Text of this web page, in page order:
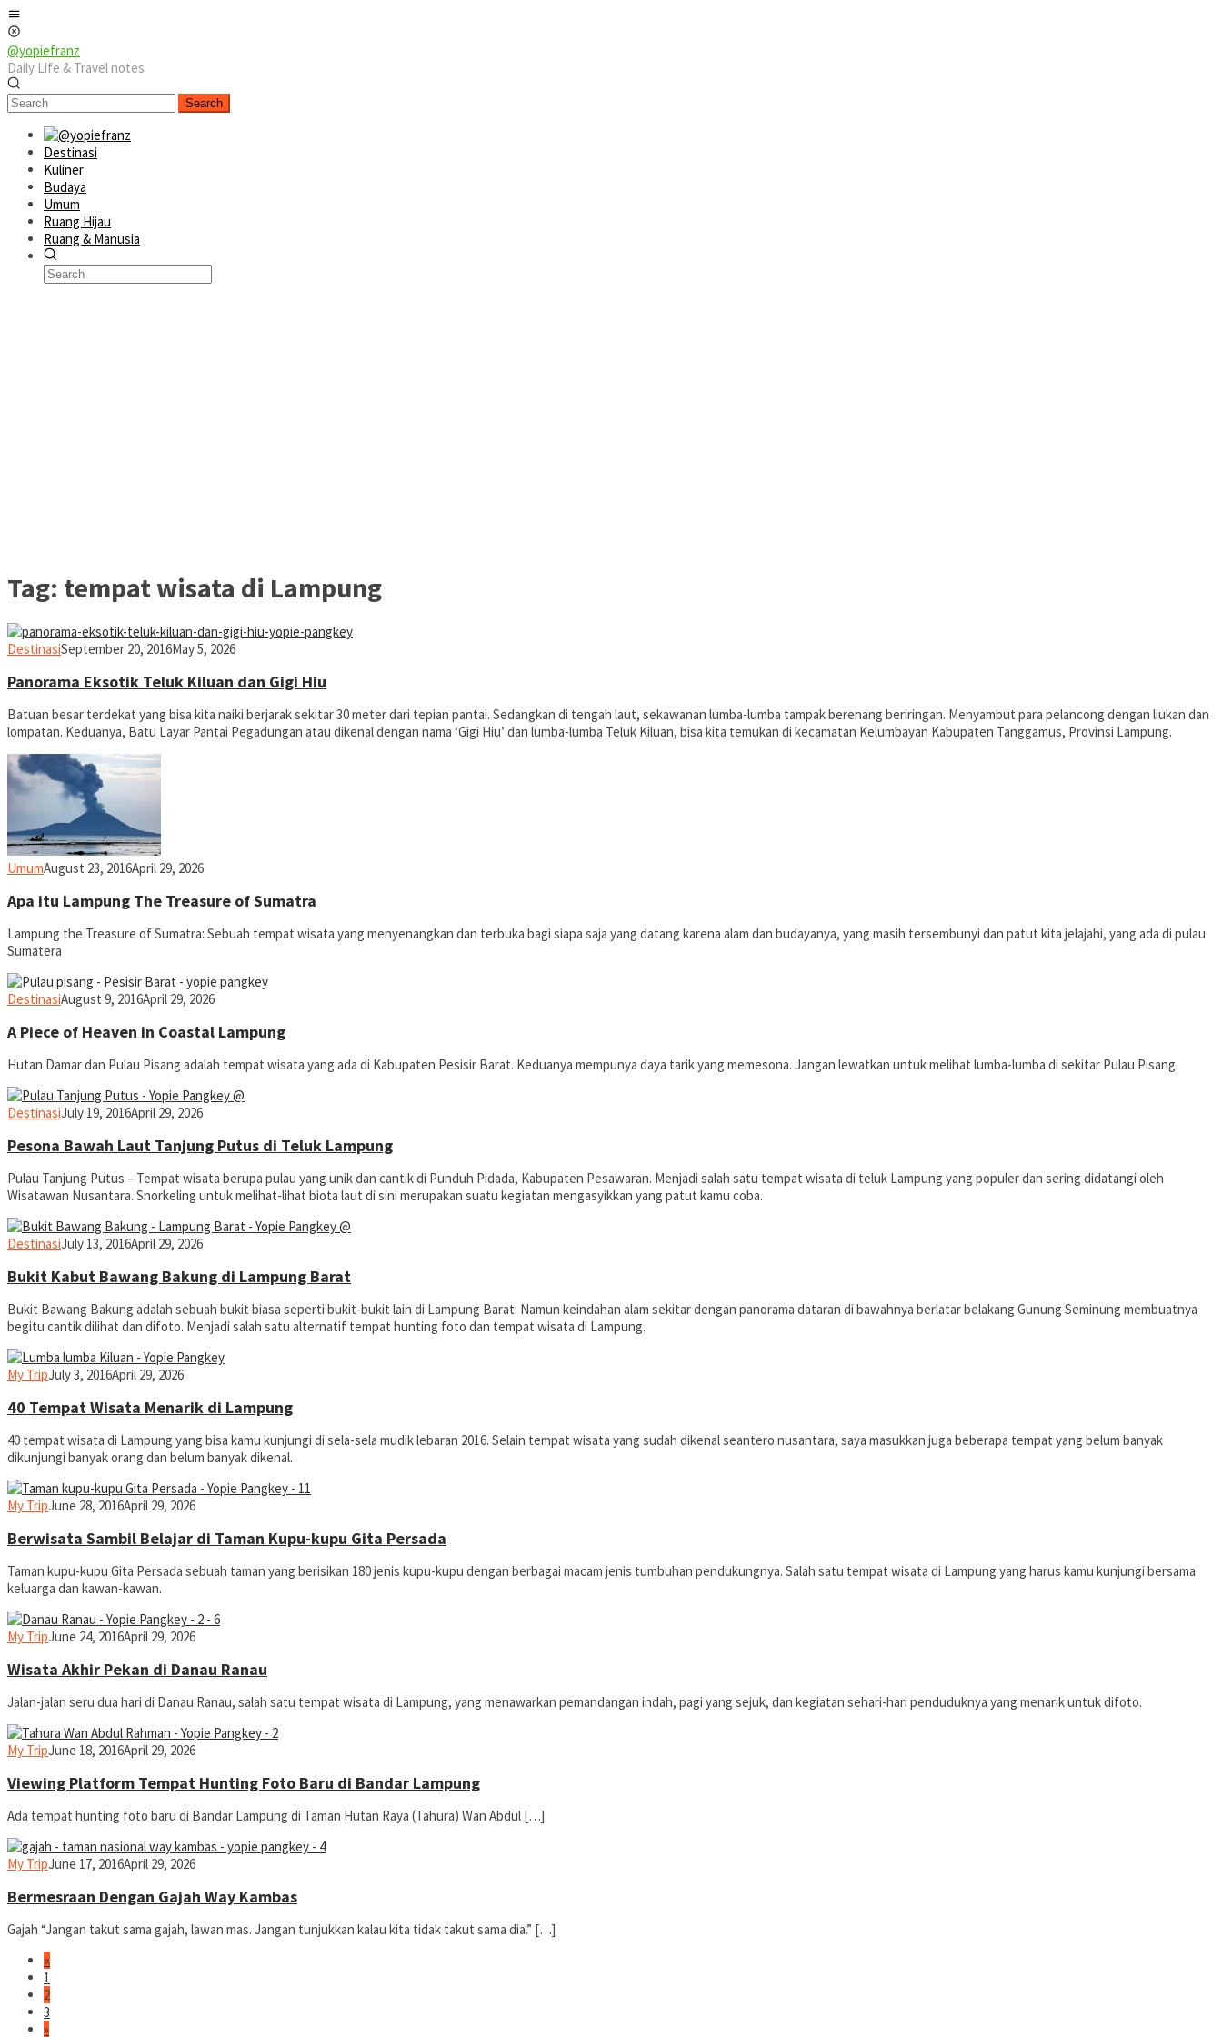
Skip
to
content
@yopiefranz
Daily Life & Travel notes
Search
Destinasi
Kuliner
Budaya
Umum
Ruang Hijau
Ruang & Manusia
Tag: tempat wisata di Lampung
Destinasiyopiefranz
September 20, 2016May 5, 2026
Panorama Eksotik Teluk Kiluan dan Gigi Hiu
Batuan besar terdekat yang bisa kita naiki berjarak sekitar 30 meter dari tepian pantai. Sedangkan di tengah laut, sekawanan lumba-lumba tampak berenang beriringan. Menyambut para pelancong dengan liukan dan
lompatan. Keduanya, Batu Layar Pantai Pegadungan atau dikenal dengan nama ‘Gigi Hiu’ dan lumba-lumba Teluk Kiluan, bisa kita temukan di kecamatan Kelumbayan Kabupaten Tanggamus, Provinsi Lampung.
Umumyopiefranz
August 23, 2016April 29, 2026
Apa itu Lampung The Treasure of Sumatra
Lampung the Treasure of Sumatra: Sebuah tempat wisata yang menyenangkan dan terbuka bagi siapa saja yang datang karena alam dan budayanya, yang masih tersembunyi dan patut kita jelajahi, yang ada di pulau
Sumatera
Destinasiyopiefranz
August 9, 2016April 29, 2026
A Piece of Heaven in Coastal Lampung
Hutan Damar dan Pulau Pisang adalah tempat wisata yang ada di Kabupaten Pesisir Barat. Keduanya mempunya daya tarik yang memesona. Jangan lewatkan untuk melihat lumba-lumba di sekitar Pulau Pisang.
Destinasiyopiefranz
July 19, 2016April 29, 2026
Pesona Bawah Laut Tanjung Putus di Teluk Lampung
Pulau Tanjung Putus – Tempat wisata berupa pulau yang unik dan cantik di Punduh Pidada, Kabupaten Pesawaran. Menjadi salah satu tempat wisata di teluk Lampung yang populer dan sering didatangi oleh
Wisatawan Nusantara. Snorkeling untuk melihat-lihat biota laut di sini merupakan suatu kegiatan mengasyikkan yang patut kamu coba.
Destinasiyopiefranz
July 13, 2016April 29, 2026
Bukit Kabut Bawang Bakung di Lampung Barat
Bukit Bawang Bakung adalah sebuah bukit biasa seperti bukit-bukit lain di Lampung Barat. Namun keindahan alam sekitar dengan panorama dataran di bawahnya berlatar belakang Gunung Seminung membuatnya
begitu cantik dilihat dan difoto. Menjadi salah satu alternatif tempat hunting foto dan tempat wisata di Lampung.
My Tripyopiefranz
July 3, 2016April 29, 2026
40 Tempat Wisata Menarik di Lampung
40 tempat wisata di Lampung yang bisa kamu kunjungi di sela-sela mudik lebaran 2016. Selain tempat wisata yang sudah dikenal seantero nusantara, saya masukkan juga beberapa tempat yang belum banyak
dikunjungi banyak orang dan belum banyak dikenal.
My Tripyopiefranz
June 28, 2016April 29, 2026
Berwisata Sambil Belajar di Taman Kupu-kupu Gita Persada
Taman kupu-kupu Gita Persada sebuah taman yang berisikan 180 jenis kupu-kupu dengan berbagai macam jenis tumbuhan pendukungnya. Salah satu tempat wisata di Lampung yang harus kamu kunjungi bersama
keluarga dan kawan-kawan.
My Trip yopiefranz
June 24, 2016April 29, 2026
Wisata Akhir Pekan di Danau Ranau
Jalan-jalan seru dua hari di Danau Ranau, salah satu tempat wisata di Lampung, yang menawarkan pemandangan indah, pagi yang sejuk, dan kegiatan sehari-hari penduduknya yang menarik untuk difoto.
My Trip yopiefranz
June 18, 2016April 29, 2026
Viewing Platform Tempat Hunting Foto Baru di Bandar Lampung
Ada tempat hunting foto baru di Bandar Lampung di Taman Hutan Raya (Tahura) Wan Abdul […]
My Trip yopiefranz
June 17, 2016April 29, 2026
Bermesraan Dengan Gajah Way Kambas
Gajah “Jangan takut sama gajah, lawan mas. Jangan tunjukkan kalau kita tidak takut sama dia.” […]
«
1
2
3
»